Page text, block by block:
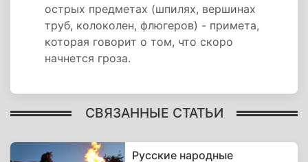
острых предметах (шпилях, вершинах
труб, колоколен, флюгеров) - примета,
которая говорит о том, что скоро
начнется гроза.
СВЯЗАННЫЕ СТАТЬИ
Русские народные